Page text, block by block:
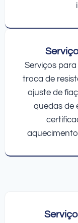
Serviços
troca de
ajuste de
quedas de